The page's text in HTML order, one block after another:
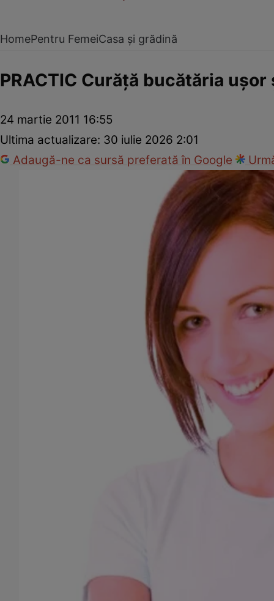
HomePentru FemeiCasa și grădină
PRACTIC Curăţă bucătăria uşor
24 martie 2011 16:55
Ultima actualizare: 30 iulie 2026 2:01
Adaugă-ne ca sursă preferată în Google